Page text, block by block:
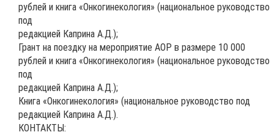
рублей и книга «Онкогинекология» (национальное руководство
под
редакцией Каприна А.Д.);
Грант на поездку на мероприятие АОР в размере 10 000
рублей и книга «Онкогинекология» (национальное руководство
под
редакцией Каприна А.Д.);
Книга «Онкогинекология» (национальное руководство под
редакцией Каприна А.Д.).
КОНТАКТЫ: